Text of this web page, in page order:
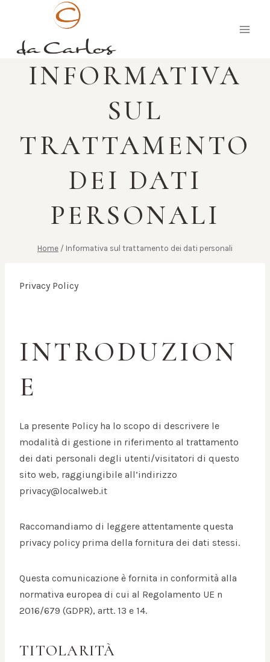
contenuto
INFORMATIVA
SUL
TRATTAMENTO
DEI DATI
PERSONALI
Home / Informativa sul trattamento dei dati personali
Privacy Policy
INTRODUZION
E
La presente Policy ha lo scopo di descrivere le
modalità di gestione in riferimento al trattamento
dei dati personali degli utenti/visitatori di questo
sito web, raggiungibile all’indirizzo
privacy@localweb.it
Raccomandiamo di leggere attentamente questa
privacy policy prima della fornitura dei dati stessi.
Questa comunicazione è fornita in conformità alla
normativa europea di cui al Regolamento UE n
2016/679 (GDPR), artt. 13 e 14.
TITOLARITÀ